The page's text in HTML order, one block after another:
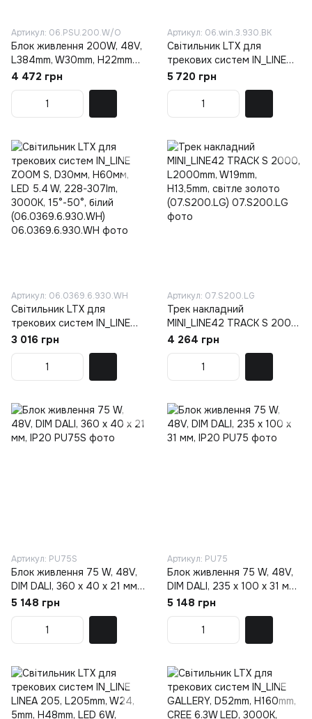
Артикул: 06.PSU.200.W/O
Блок живлення 200W, 48V,
L384mm, W30mm, H22mm
(06.PSU.200.W/O)
4 472 грн
Артикул: 06.win.3.930.BK
Світильник LTX для
трекових систем IN_LINE
WIN, 77x77mm, H44mm, 3W
LED, 3000K, 27°, чорний
(06.win.3.930.BK)
5 720 грн
Артикул: 06.0369.6.930.WH
Світильник LTX для
трекових систем IN_LINE
ZOOM S, D30мм, H60мм,
LED 5.4 W, 228-307lm,
3000K, 15°-50°, білий
(06.0369.6.930.WH)
3 016 грн
Артикул: 07.S200.LG
Трек накладний
MINI_LINE42 TRACK S 2000,
L2000mm, W19mm,
H13,5mm, світле золото
(07.S200.LG)
4 264 грн
Артикул: PU75S
Блок живлення 75 W, 48V,
DIM DALI, 360 х 40 х 21 мм,
IP20
5 148 грн
Артикул: PU75
Блок живлення 75 W, 48V,
DIM DALI, 235 х 100 х 31 мм,
IP20
5 148 грн